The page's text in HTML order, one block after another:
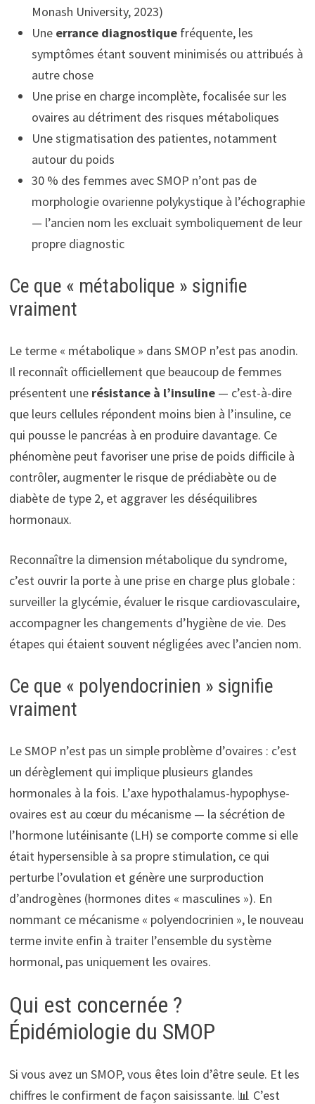
Monash University, 2023)
Une errance diagnostiquefréquente, les
symptômes étant souvent minimisés ou attribués à
autre chose
Une prise en charge incomplète, focalisée sur les
ovaires au détriment des risques métaboliques
Une stigmatisation des patientes, notamment
autour du poids
30 % des femmes avec SMOP n’ont pas de
morphologie ovarienne polykystique à l’échographie
— l’ancien nom les excluait symboliquement de leur
propre diagnostic
Ce que « métabolique » signifie
vraiment
Le terme « métabolique » dans SMOP n’est pas anodin.
Il reconnaît officiellement que beaucoup de femmes
présentent une résistance à l’insuline— c’est-à-dire
que leurs cellules répondent moins bien à l’insuline, ce
qui pousse le pancréas à en produire davantage. Ce
phénomène peut favoriser une prise de poids difficile à
contrôler, augmenter le risque de prédiabète ou de
diabète de type 2, et aggraver les déséquilibres
hormonaux.
Reconnaître la dimension métabolique du syndrome,
c’est ouvrir la porte à une prise en charge plus globale :
surveiller la glycémie, évaluer le risque cardiovasculaire,
accompagner les changements d’hygiène de vie. Des
étapes qui étaient souvent négligées avec l’ancien nom.
Ce que « polyendocrinien » signifie
vraiment
Le SMOP n’est pas un simple problème d’ovaires : c’est
un dérèglement qui implique plusieurs glandes
hormonales à la fois. L’axe hypothalamus-hypophyse-
ovaires est au cœur du mécanisme — la sécrétion de
l’hormone lutéinisante (LH) se comporte comme si elle
était hypersensible à sa propre stimulation, ce qui
perturbe l’ovulation et génère une surproduction
d’androgènes (hormones dites « masculines »). En
nommant ce mécanisme « polyendocrinien », le nouveau
terme invite enfin à traiter l’ensemble du système
hormonal, pas uniquement les ovaires.
Qui est concernée ?
Épidémiologie du SMOP
Si vous avez un SMOP, vous êtes loin d’être seule. Et les
chiffres le confirment de façon saisissante. 📊 C’est